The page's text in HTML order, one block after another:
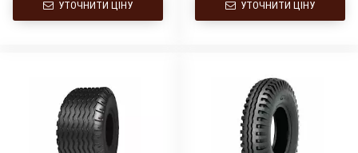
УТОЧНИТИ ЦІНУ УТОЧНИТИ ЦІНУ